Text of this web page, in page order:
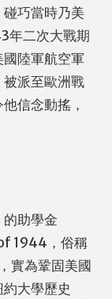
巧當時乃美
年二次大戰期
陸軍航空軍
被派至歐洲戰
信念動搖，
助學金
1944，俗稱
實為鞏固美國
大學歷史